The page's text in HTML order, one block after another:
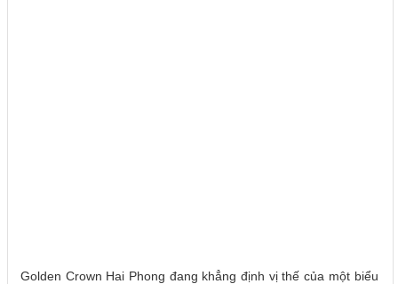
Golden Crown Hai Phong đang khẳng định vị thế của một biểu